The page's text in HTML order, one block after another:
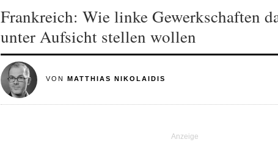
Frankreich: Wie linke Gewerkschaften
unter Aufsicht stellen wollen
VON MATTHIAS NIKOLAIDIS